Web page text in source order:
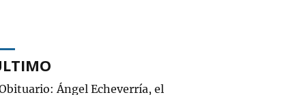
Ángel Echeverría, el